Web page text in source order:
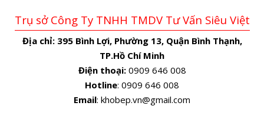
Trụ sở Công Ty TNHH TMDV Tư Vấn Siêu Việt
Địa chỉ: 395 Bình Lợi, Phường 13, Quận Bình Thạnh,
TP.Hồ Chí Minh
Điện thoại:0909 646 008
Hotline: 0909 646 008
Email: khobep.vn@gmail.com